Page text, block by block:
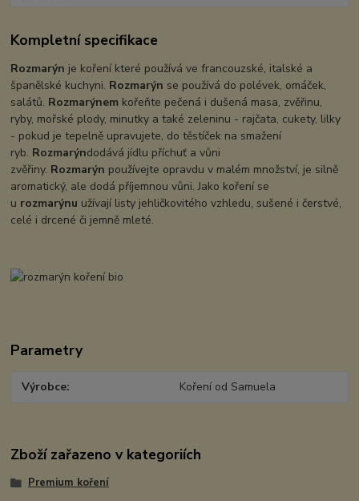
Kompletní specifikace
Rozmarýn je koření které používá ve francouzské, italské a
španělské kuchyni. Rozmarýn se používá do polévek, omáček,
salátů. Rozmarýnem kořeňte pečená i dušená masa, zvěřinu,
ryby, mořské plody, minutky a také zeleninu - rajčata, cukety, lilky
- pokud je tepelně upravujete, do těstíček na smažení
ryb. Rozmarýndodává jídlu příchuť a vůni
zvěřiny. Rozmarýn používejte opravdu v malém množství, je silně
aromatický, ale dodá příjemnou vůni. Jako koření se
u rozmarýnu užívají listy jehličkovitého vzhledu, sušené i čerstvé,
celé i drcené či jemně mleté.
Parametry
Výrobce Koření od Samuela
Zboží zařazeno v kategoriích
Premium koření